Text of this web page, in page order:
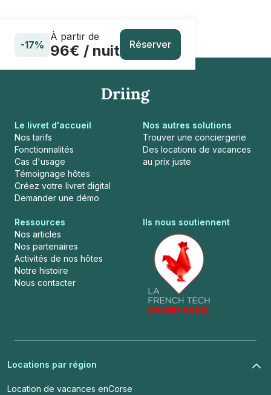
-17%
À partir de
96€ / nuit Réserver
Le livret d'accueil
Nos tarifs
Fonctionnalités
Cas d'usage
Témoignage hôtes
Créez votre livret digital
Demander une démo
Nos autres solutions
Trouver une conciergerie
Des locations de vacances
au prix juste
Ressources
Nos articles
Nos partenaires
Activités de nos hôtes
Notre histoire
Nous contacter
Ils nous soutiennent
Locations par région
Location de vacances enCorse